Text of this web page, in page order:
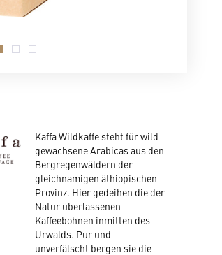
. .
Kaffa Wildkaffe steht für wild
gewachsene Arabicas aus den
Bergregenwäldern der
gleichnamigen äthiopischen
Provinz. Hier gedeihen die der
Natur überlassenen
Kaffeebohnen inmitten des
Urwalds. Pur und
unverfälscht bergen sie die